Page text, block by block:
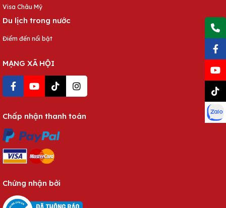
Visa Châu Mỹ
Du lịch trong nước
Điểm đến nổi bật
MẠNG XÃ HỘI
Chấp nhận thanh toán
Chứng nhận bởi